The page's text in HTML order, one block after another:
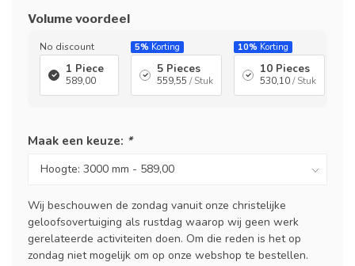
Volume voordeel
No discount
1 Piece
589,00
5% Korting
5 Pieces
559,55 / Stuk
10% Korting
10 Pieces
530,10/ Stuk
Maak een keuze: *
Wij beschouwen de zondag vanuit onze christelijke
geloofsovertuiging als rustdag waarop wij geen werk
gerelateerde activiteiten doen. Om die reden is het op
zondag niet mogelijk om op onze webshop te bestellen.